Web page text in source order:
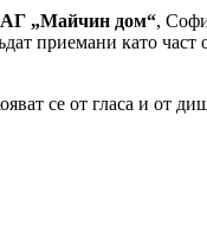
„Майчин дом“,
приемани като част
се от гласа и от